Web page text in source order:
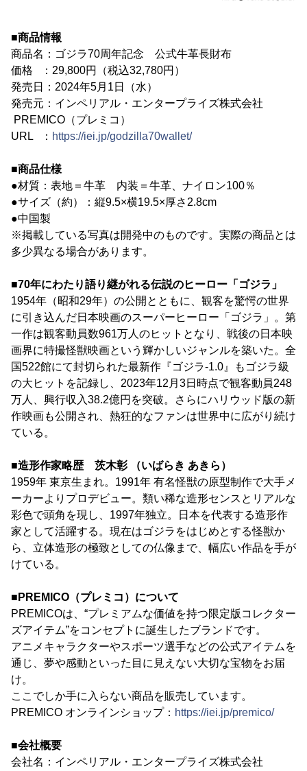
■商品情報
商品名：ゴジラ70周年記念 公式牛革長財布
価格 ：29,800円（税込32,780円）
発売日：2024年5月1日（水）
発売元：インペリアル・エンタープライズ株式会社
PREMICO（プレミコ）
URL ： https://iei.jp/godzilla70wallet/
■商品仕様
●材質：表地＝牛革 内装＝牛革、ナイロン100％
●サイズ（約）：縦9.5×横19.5×厚さ2.8cm
●中国製
※掲載している写真は開発中のものです。実際の商品とは
多少異なる場合があります。
■70年にわたり語り継がれる伝説のヒーロー「ゴジラ」
1954年（昭和29年）の公開とともに、観客を驚愕の世界
に引き込んだ日本映画のスーパーヒーロー「ゴジラ」。第
一作は観客動員数961万人のヒットとなり、戦後の日本映
画界に特撮怪獣映画という輝かしいジャンルを築いた。全
国522館にて封切られた最新作『ゴジラ-1.0』もゴジラ級
の大ヒットを記録し、2023年12月3日時点で観客動員248
万人、興行収入38.2億円を突破。さらにハリウッド版の新
作映画も公開され、熱狂的なファンは世界中に広がり続け
ている。
■造形作家略歴 茨木彰 （いばらき あきら）
1959年 東京生まれ。1991年 有名怪獣の原型制作で大手メ
ーカーよりプロデビュー。類い稀な造形センスとリアルな
彩色で頭角を現し、1997年独立。日本を代表する造形作
家として活躍する。現在はゴジラをはじめとする怪獣か
ら、立体造形の極致としての仏像まで、幅広い作品を手が
けている。
■PREMICO（プレミコ）について
PREMICOは、“プレミアムな価値を持つ限定版コレクター
ズアイテム”をコンセプトに誕生したブランドです。
アニメキャラクターやスポーツ選手などの公式アイテムを
通じ、夢や感動といった目に見えない大切な宝物をお届
け。
ここでしか手に入らない商品を販売しています。
PREMICO オンラインショップ： https://iei.jp/premico/
■会社概要
会社名：インペリアル・エンタープライズ株式会社